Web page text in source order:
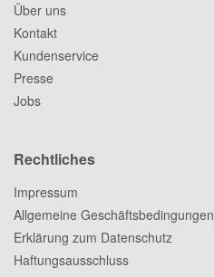
Über uns
Kontakt
Kundenservice
Presse
Jobs
Rechtliches
Impressum
Allgemeine Geschäftsbedingungen
Erklärung zum Datenschutz
Haftungsausschluss